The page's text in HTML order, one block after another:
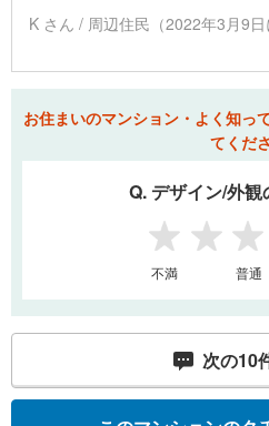
K さん / 周辺住民（2022年3月9日
お住まいのマンション・よく知っ
てくだ
Q. デザイン/外観
1 2 3
不満 普通
次の10